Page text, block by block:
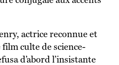
actrice reconnue et
film culte de science-
d’abord l’insistante